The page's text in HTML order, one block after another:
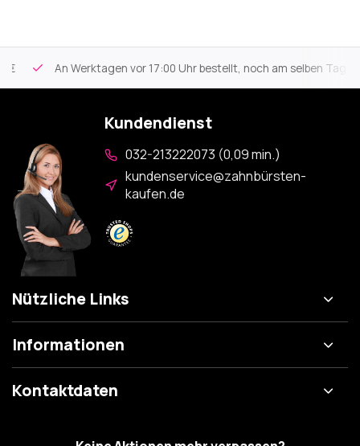
An Werktagen vor 17:00 Uhr bestellt, noch am selben Tag
Kundendienst
032-213222073 (0,09 min.)
kundenservice@zahnbürsten-
kaufen.de
Nützliche Links
Informationen
Kontaktdaten